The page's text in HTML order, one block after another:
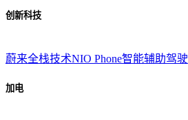
创新科技
蔚来全栈技术NIO Phone智能辅助驾驶
加电